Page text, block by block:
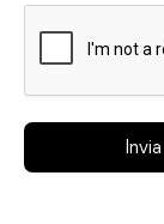
Invia